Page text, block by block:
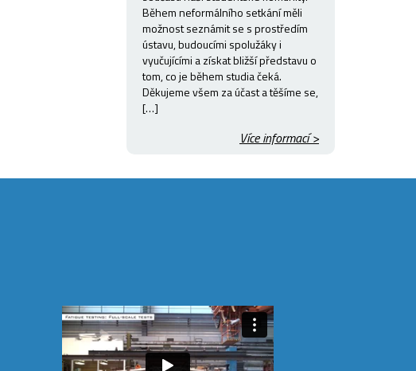
Během neformálního setkání měli
možnost seznámit se s prostředím
ústavu, budoucími spolužáky i
vyučujícími a získat bližší představu o
tom, co je během studia čeká.
Děkujeme všem za účast a těšíme se,
[…]
Více informací >